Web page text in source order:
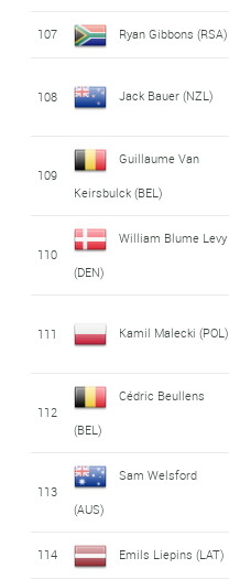
107 Ryan Gibbons (RSA)
108 Jack Bauer (NZL)
109
Guillaume Van
Keirsbulck (BEL)
110
William Blume Levy
(DEN)
111 Kamil Malecki (POL)
112
Cédric Beullens
(BEL)
113
Sam Welsford
(AUS)
114 Emils Liepins (LAT)